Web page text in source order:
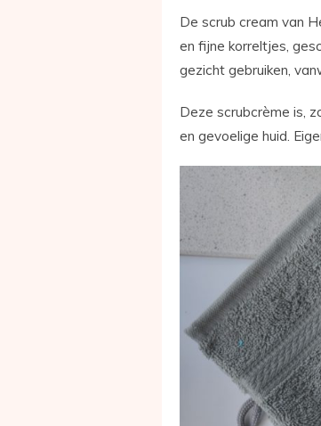
De scrub cream van
en fijne korreltjes,
gezicht gebruiken,
Deze scrubcrème is,
en gevoelige huid.